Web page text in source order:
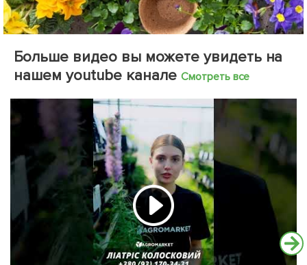
Больше видео вы можете увидеть на
нашем youtube канале Смотреть все